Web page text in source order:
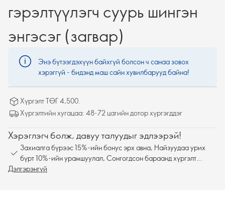
гэрэлтүүлэгч суурь шингэн
энгэсэг (загвар)
Энэ бүтээгдэхүүн байхгүй болсон ч санаа зовох
хэрэггүй - бидэнд маш сайн хувилбарууд байна!
Хүргэлт ТӨГ 4,500.
Хүргэлтийн хугацаа: 48-72 цагийн дотор хүргэгддэг
Хэрэглэгч болж, давуу талуудыг эдлээрэй!
Захиалга бүрээс 15%-ийн бонус эрх авна, Найзуудаа урих
бүрт 10%-ийн урамшуулал, Сонгогдсон бараанд хүргэлт
үнэгүй
Дэлгэрэнгүй